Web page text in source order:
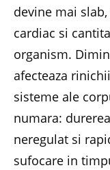
devine mai
cardiac si
organism.
afecteaza
sisteme ale
numara:
neregulat si
sufocare in